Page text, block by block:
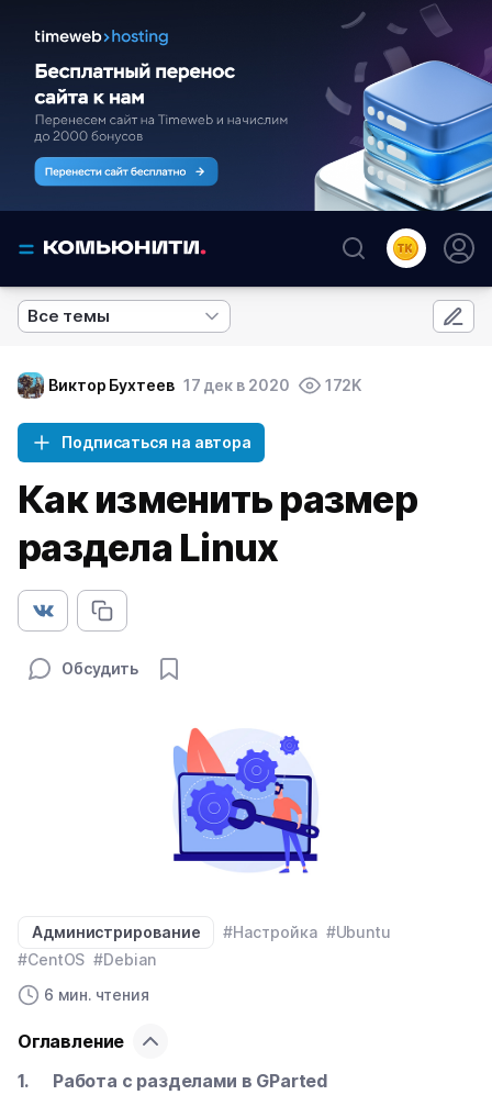
Все темы
Виктор Бухтеев 17 дек в 2020 172K
Подписаться на автора
Как изменить размер
раздела Linux
Обсудить
Администрирование #Настройка #Ubuntu
#CentOS #Debian
6 мин. чтения
Оглавление
Работа с разделами в GParted